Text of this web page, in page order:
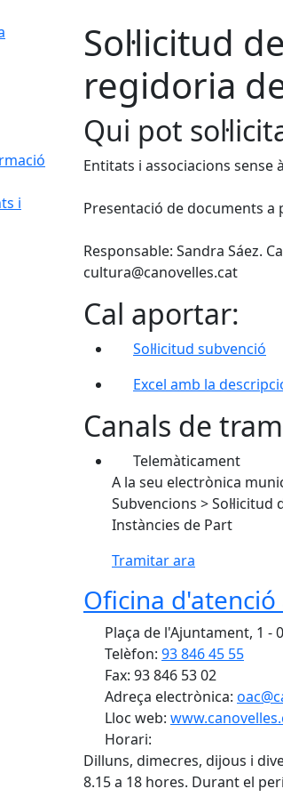
i
Sol·licitud
regidoria
Qui pot
Entitats i associacions sense
Presentació de documents
Responsable: Sandra Sáez.
cultura@canovelles.cat
Cal aportar:
Sol·licitud subvenció
Excel amb la
Canals de
Telemàticament
A la seu electrònica
Subvencions >
Instàncies de Part
Tramitar ara
Oficina d'atenció
Plaça de l'Ajuntament, 1 -
Telèfon: 93 846 45 55
Fax: 93 846 53 02
Adreça electrònica:
Lloc web:
Horari:
Dilluns, dimecres, dijous i
8.15 a 18 hores. Durant el